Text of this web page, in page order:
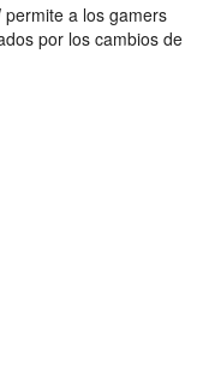
a los gamers
por los cambios de